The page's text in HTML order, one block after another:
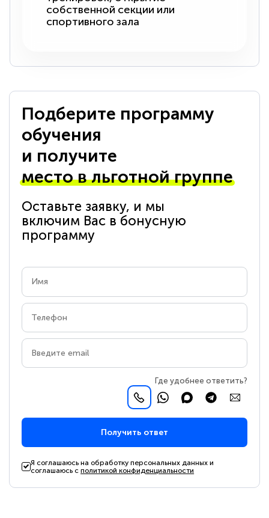
собственной секции или
спортивного зала
Подберите программу
обучения
и получите
место в льготной группе
Оставьте заявку, и мы
включим Вас в бонусную
программу
Где удобнее ответить?
Получить ответ
Я соглашаюсь на обработку персональных данных и
соглашаюсь сполитикой конфиденциальности